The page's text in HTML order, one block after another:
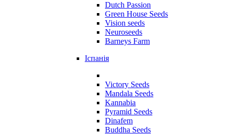
Dutch Passion
Green House Seeds
Vision seeds
Neuroseeds
Barneys Farm
Іспанія
Victory Seeds
Mandala Seeds
Kannabia
Pyramid Seeds
Dinafem
Buddha Seeds